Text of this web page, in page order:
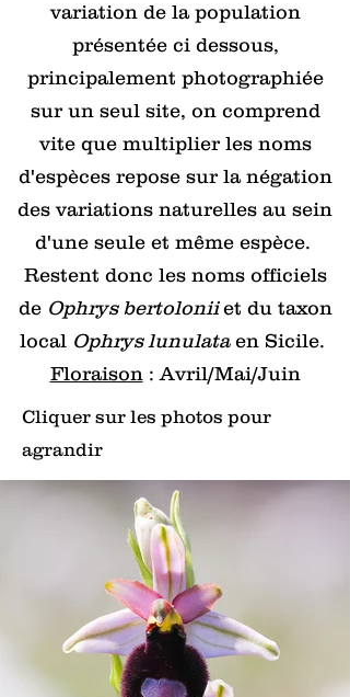
variation de la population
présentée ci dessous,
principalement photographiée
sur un seul site, on comprend
vite que multiplier les noms
d'espèces repose sur la négation
des variations naturelles au sein
d'une seule et même espèce.
Restent donc les noms officiels
de Ophrys bertoloniiet du taxon
local Ophrys lunulataen Sicile.
Floraison: Avril/Mai/Juin
Cliquer sur les photos pour
agrandir